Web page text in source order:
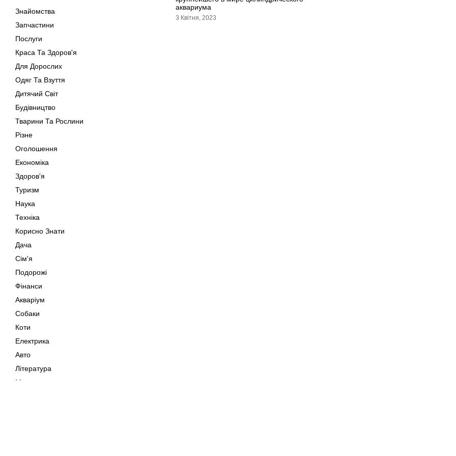
Знайомства
Запчастини
Послуги
Краса Та Здоров'я
Для Дорослих
Одяг Та Взуття
Дитячий Світ
Будівництво
Тварини Та Рослини
Різне
Оголошення
Економіка
Здоров'я
Туризм
Наука
Техніка
Корисно Знати
Дача
Сім'я
Подорожі
Фінанси
Акваріум
Собаки
Коти
Електрика
Авто
Література
Музика
аквариума
3 Квітня, 2023